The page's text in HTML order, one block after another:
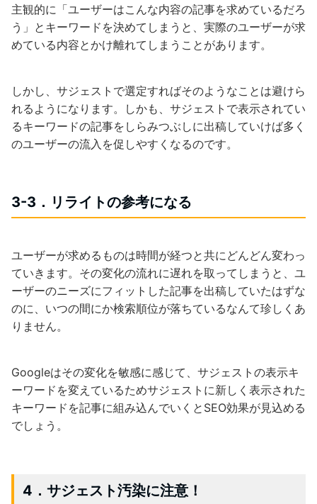
主観的に「ユーザーはこんな内容の記事を求めているだろ
う」とキーワードを決めてしまうと、実際のユーザーが求
めている内容とかけ離れてしまうことがあります。
しかし、サジェストで選定すればそのようなことは避けら
れるようになります。しかも、サジェストで表示されてい
るキーワードの記事をしらみつぶしに出稿していけば多く
のユーザーの流入を促しやすくなるのです。
3-3．リライトの参考になる
ユーザーが求めるものは時間が経つと共にどんどん変わっ
ていきます。その変化の流れに遅れを取ってしまうと、ユ
ーザーのニーズにフィットした記事を出稿していたはずな
のに、いつの間にか検索順位が落ちているなんて珍しくあ
りません。
Googleはその変化を敏感に感じて、サジェストの表示キ
ーワードを変えているためサジェストに新しく表示された
キーワードを記事に組み込んでいくとSEO効果が見込める
でしょう。
4．サジェスト汚染に注意！